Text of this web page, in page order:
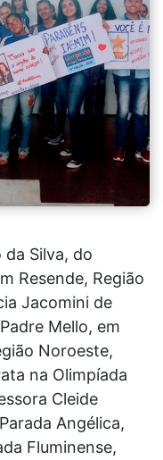
da Silva, do
Resende, Região
Jacomini de
Mello, em
Noroeste,
na Olimpíada
Cleide
Angélica,
Fluminense,